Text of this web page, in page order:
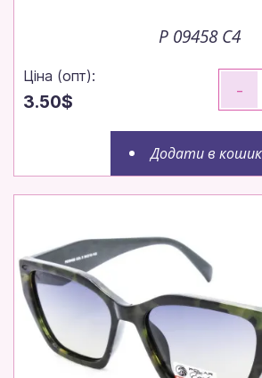
P 09458 C4
Ціна (опт):
3.50$
-
Додати в кошик